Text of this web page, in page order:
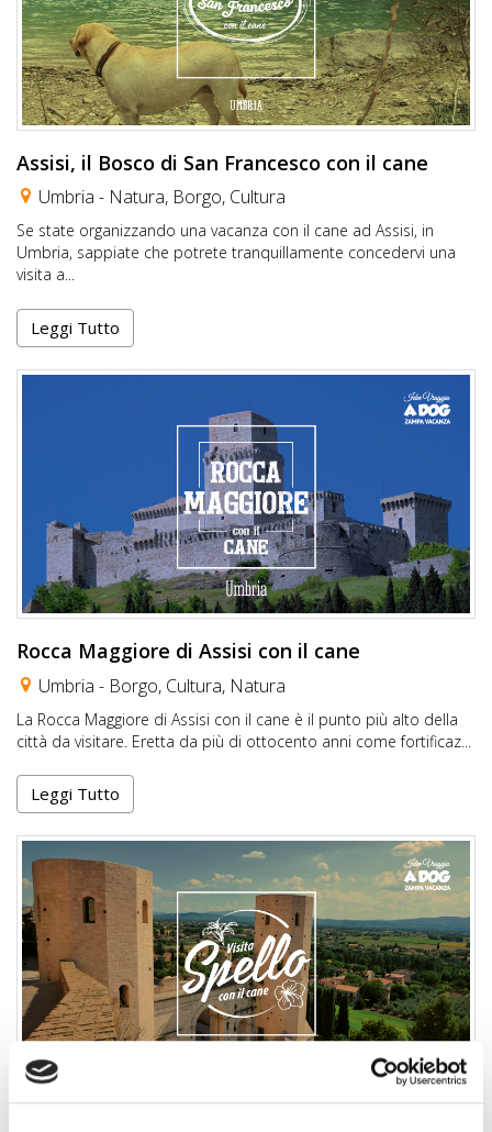
Assisi, il Bosco di San Francesco con il cane
Umbria - Natura, Borgo, Cultura
Se state organizzando una vacanza con il cane ad Assisi, in
Umbria, sappiate che potrete tranquillamente concedervi una
visita a...
Leggi Tutto
Rocca Maggiore di Assisi con il cane
Umbria - Borgo, Cultura, Natura
La Rocca Maggiore di Assisi con il cane è il punto più alto della
città da visitare. Eretta da più di ottocento anni come fortificaz...
Leggi Tutto